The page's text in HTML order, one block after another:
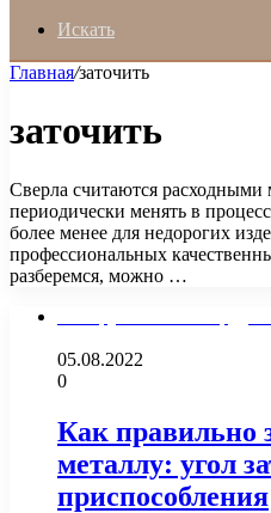
Искать
Главная/заточить
заточить
Сверла считаются расходными
периодически менять в
более менее для недорогих
профессиональных
разберемся, можно …
05.08.2022
0
Как правильно
металлу: угол
приспособления